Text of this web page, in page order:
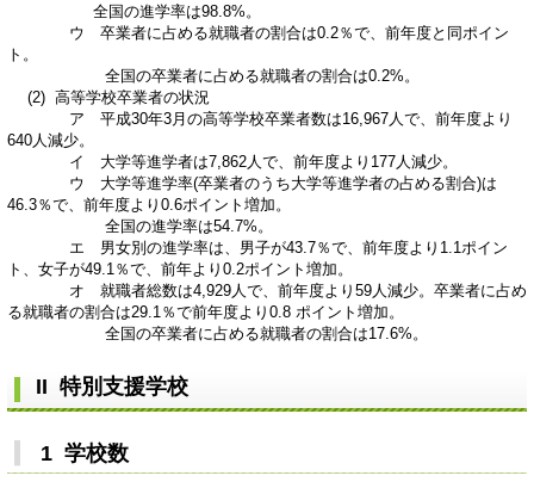
全国の進学率は98.8%。
ウ 卒業者に占める就職者の割合は0.2％で、前年度と同ポイン
ト。
全国の卒業者に占める就職者の割合は0.2%。
(2) 高等学校卒業者の状況
ア 平成30年3月の高等学校卒業者数は16,967人で、前年度より
640人減少。
イ 大学等進学者は7,862人で、前年度より177人減少。
ウ 大学等進学率(卒業者のうち大学等進学者の占める割合)は
46.3％で、前年度より0.6ポイント増加。
全国の進学率は54.7%。
エ 男女別の進学率は、男子が43.7％で、前年度より1.1ポイン
ト、女子が49.1％で、前年より0.2ポイント増加。
オ 就職者総数は4,929人で、前年度より59人減少。卒業者に占め
る就職者の割合は29.1％で前年度より0.8 ポイント増加。
全国の卒業者に占める就職者の割合は17.6%。
II 特別支援学校
1 学校数